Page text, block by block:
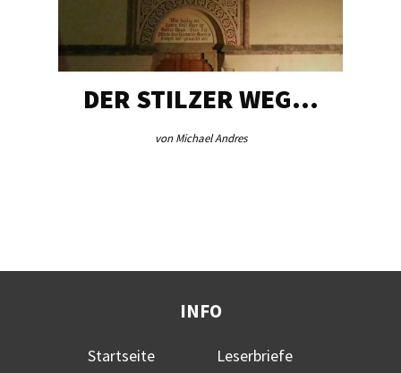
DER STILZER WEG…
von Michael Andres
INFO
Startseite
Leserbriefe